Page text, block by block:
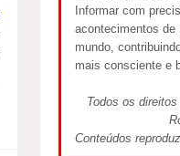
Informar com
acontecimentos de
mundo,
mais consciente e
Todos os
Conteúdos